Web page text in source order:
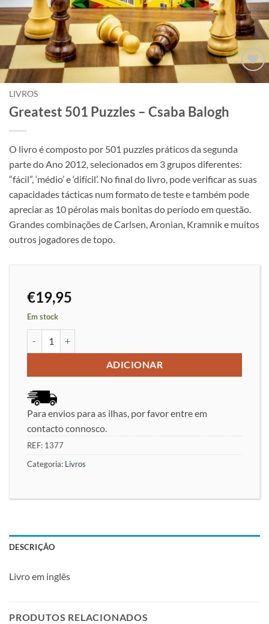
Adicionar
LIVROS
Greatest 501 Puzzles – Csaba Balogh
O livro é composto por 501 puzzles práticos da segunda
parte do Ano 2012, selecionados em 3 grupos diferentes:
“fácil”, ‘médio’ e ‘difícil’. No final do livro, pode verificar as suas
capacidades tácticas num formato de teste e também pode
apreciar as 10 pérolas mais bonitas do período em questão.
Grandes combinações de Carlsen, Aronian, Kramnik e muitos
outros jogadores de topo.
€19,95
Em stock
ADICIONAR
Para envios para as ilhas, por favor entre em
contacto connosco.
REF: 1377
Categoria: Livros
DESCRIÇÃO
Livro em inglês
PRODUTOS RELACIONADOS